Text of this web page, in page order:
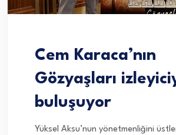
Cem Karaca’nın
Gözyaşları
buluşuyor
Yüksel Aksu’nun yönetmenliğini